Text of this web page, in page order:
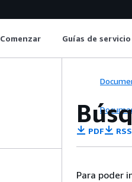
Comenzar Guías de servicio
PDF RSS
Para poder